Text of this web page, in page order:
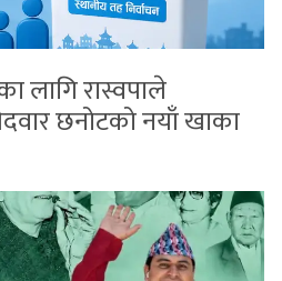
लागि रास्वपाले
छनोटको नयाँ खाका